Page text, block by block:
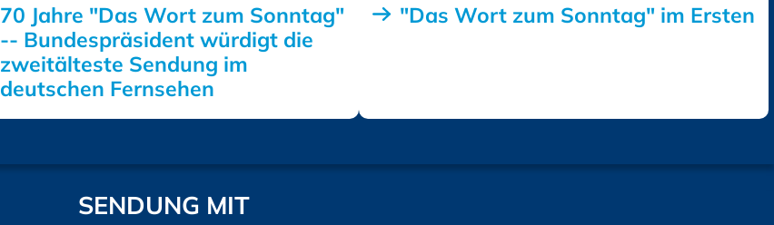
70 Jahre "Das Wort zum Sonntag"
-- Bundespräsident würdigt die
zweitälteste Sendung im
deutschen Fernsehen
"Das Wort zum Sonntag" im Ersten
SENDUNG MIT